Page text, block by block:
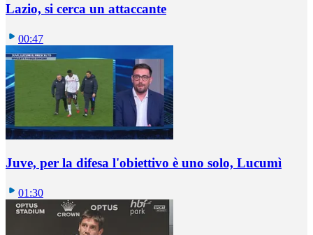
Lazio, si cerca un attaccante
00:47
Juve, per la difesa l'obiettivo è uno solo, Lucumì
01:30